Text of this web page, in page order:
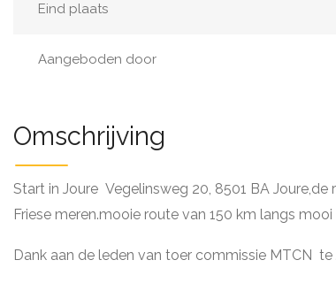
Eind plaats
Aangeboden door
Omschrijving
Start in Joure Vegelinsweg 20, 8501 BA
Friese meren.mooie route van 150 km langs
Dank aan de leden van toer commissie MTCN